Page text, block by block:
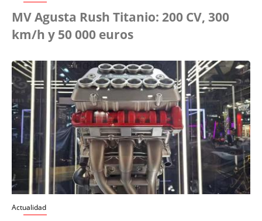
MV Agusta Rush Titanio: 200 CV, 300
km/h y 50 000 euros
Actualidad